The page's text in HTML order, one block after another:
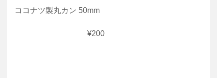
ココナツ製丸カン 50mm
¥200